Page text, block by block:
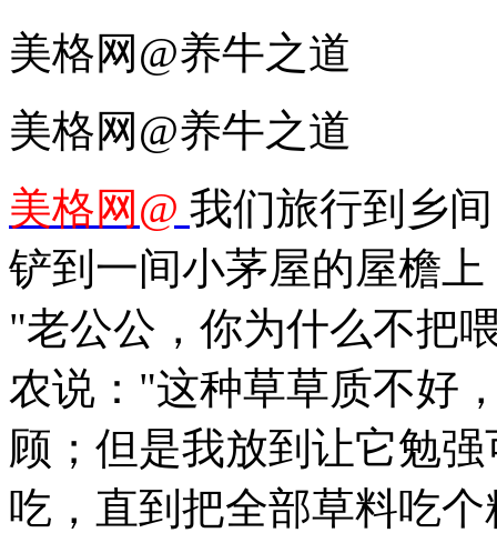
美格网@养牛之道
美格网@养牛之道
美格网@ 我们旅行到乡
铲到一间小茅屋的屋檐
"老公公，你为什么不把
农说："这种草草质不好
顾；但是我放到让它勉
吃，直到把全部草料吃个